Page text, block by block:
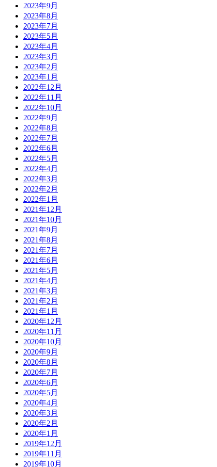
2023年9月
2023年8月
2023年7月
2023年5月
2023年4月
2023年3月
2023年2月
2023年1月
2022年12月
2022年11月
2022年10月
2022年9月
2022年8月
2022年7月
2022年6月
2022年5月
2022年4月
2022年3月
2022年2月
2022年1月
2021年12月
2021年10月
2021年9月
2021年8月
2021年7月
2021年6月
2021年5月
2021年4月
2021年3月
2021年2月
2021年1月
2020年12月
2020年11月
2020年10月
2020年9月
2020年8月
2020年7月
2020年6月
2020年5月
2020年4月
2020年3月
2020年2月
2020年1月
2019年12月
2019年11月
2019年10月